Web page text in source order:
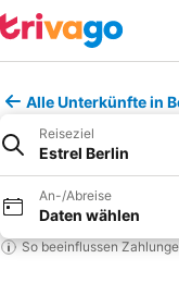
Alle Unterkünfte in
Reiseziel
Estrel Berlin
An-/Abreise
Daten wählen
So beeinflussen